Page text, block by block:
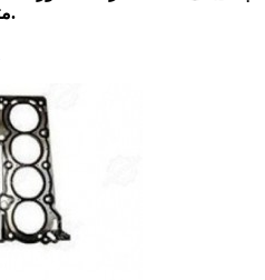
متناسب با مدل خودرو شما است.